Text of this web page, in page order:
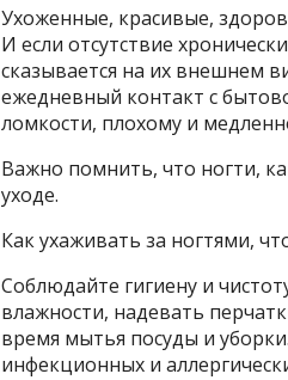
Ухоженные, красивые,
И если отсутствие
сказывается на их внешнем
ежедневный контакт с
ломкости, плохому и
Важно помнить, что ногти,
уходе.
Как ухаживать за ногтями,
Соблюдайте гигиену и
влажности, надевать
время мытья посуды и
инфекционных и